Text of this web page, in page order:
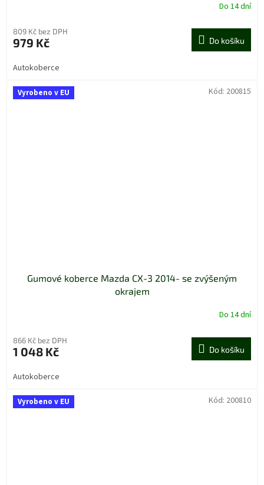
Do 14 dní
809 Kč bez DPH
979 Kč Do košíku
Autokoberce
Vyrobeno v EU
Gumové koberce Mazda CX-3 2014- se zvýšeným
okrajem
Do 14 dní
866 Kč bez DPH
1 048 Kč Do košíku
Autokoberce
Kód: 200815
Vyrobeno v EU Kód: 200810